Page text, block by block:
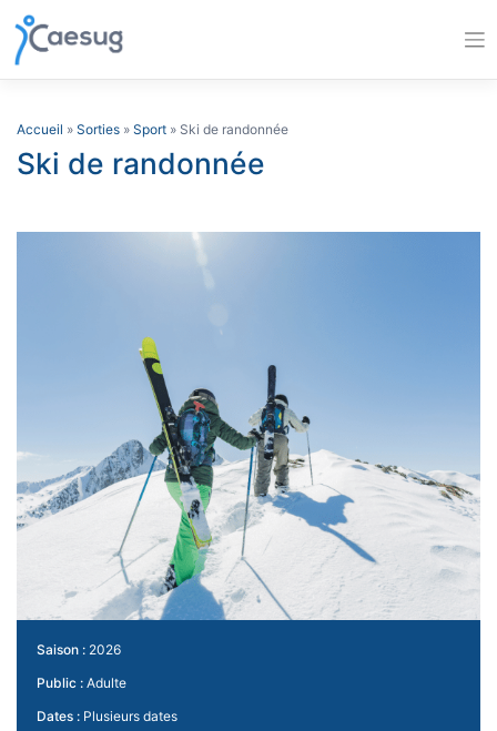
content
Accueil » Sorties » Sport » Ski de randonnée
Ski de randonnée
Saison : 2026
Public : Adulte
Dates : Plusieurs dates